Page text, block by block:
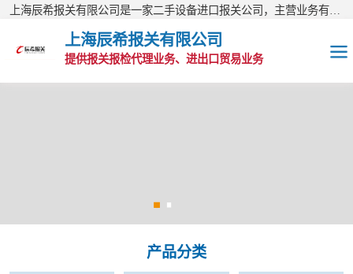
上海辰希报关有限公司
提供报关报检代理业务、进出口贸易业务
产品分类
品原料进口报关
危险化工品进口